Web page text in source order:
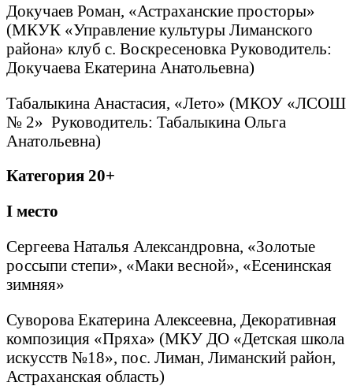
Докучаев Роман, «Астраханские просторы»
(МКУК «Управление культуры Лиманского
района» клуб с. Воскресеновка Руководитель:
Докучаева Екатерина Анатольевна)
Табалыкина Анастасия, «Лето» (МКОУ «ЛСОШ
№ 2» Руководитель: Табалыкина Ольга
Анатольевна)
Категория 20+
I место
Сергеева Наталья Александровна, «Золотые
россыпи степи», «Маки весной», «Есенинская
зимняя»
Суворова Екатерина Алексеевна, Декоративная
композиция «Пряха» (МКУ ДО «Детская школа
искусств №18», пос. Лиман, Лиманский район,
Астраханская область)